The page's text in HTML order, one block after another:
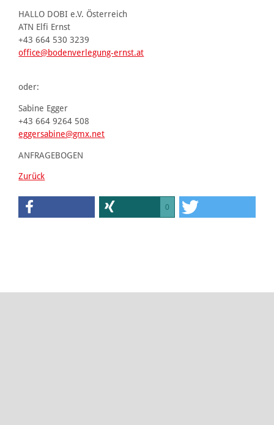
HALLO DOBI e.V. Österreich
ATN Elfi Ernst
+43 664 530 3239
office@bodenverlegung-ernst.at
oder:
Sabine Egger
+43 664 9264 508
eggersabine@gmx.net
ANFRAGEBOGEN
Zurück
0